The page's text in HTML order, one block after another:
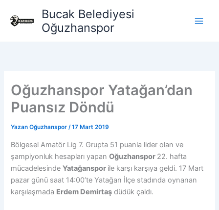
atla
Bucak Belediyesi
Oğuzhanspor
Oğuzhanspor Yatağan’dan
Puansız Döndü
Yazan Oğuzhanspor/17 Mart 2019
Bölgesel Amatör Lig 7. Grupta 51 puanla lider olan ve
şampiyonluk hesapları yapanOğuzhanspor 22. hafta
mücadelesindeYatağanspor ile karşı karşıya geldi. 17 Mart
pazar günü saat 14:00’te Yatağan İlçe stadında oynanan
karşılaşmada Erdem Demirtaş düdük çaldı.